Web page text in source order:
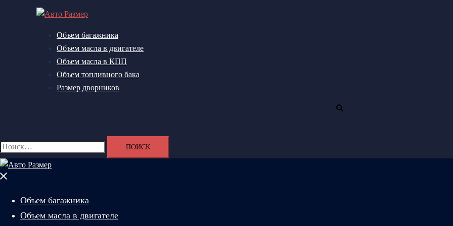
Объем багажника
Объем масла в двигателе
Объем масла в КПП
Объем топливного бака
Размер дворников
Найти:
Закрыть
Объем багажника
Объем масла в двигателе